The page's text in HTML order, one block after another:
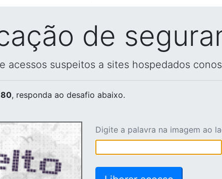
de
acessos suspeitos a sites hospedados
, responda ao desafio abaixo.
Digite a palavra na imagem ao